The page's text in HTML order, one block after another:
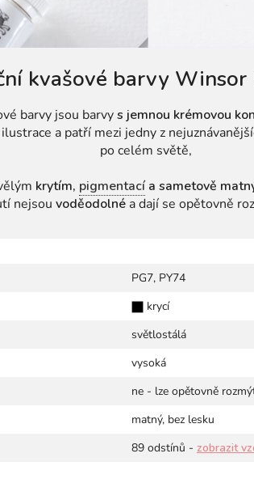
kvašové barvy
barvy jsou barvys jemnou krémovou
a patří mezi jedny z
po celém světě,
krytím, pigmentacía sametově
nejsouvoděodolné a dají se opětovně
PG7, PY74
krycí
světlostálá
vysoká
ne - lze opětovně
matný, bez lesku
89 odstínů - zobrazit